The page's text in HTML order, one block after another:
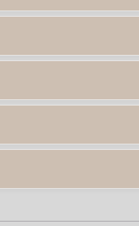
varna.